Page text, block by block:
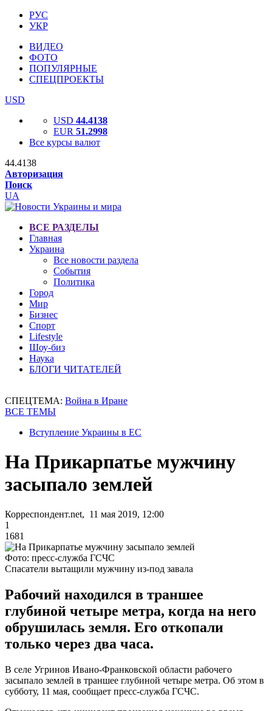
РУС
УКР
ВИДЕО
ФОТО
ПОПУЛЯРНЫЕ
СПЕЦПРОЕКТЫ
USD
USD 44.4138
EUR 51.2998
Все курсы валют
44.4138
Авторизация
Поиск
UA
ВСЕ РАЗДЕЛЫ
Главная
Украина
Все новости раздела
События
Политика
Город
Мир
Бизнес
Спорт
Lifestyle
Шоу-биз
Наука
БЛОГИ ЧИТАТЕЛЕЙ
СПЕЦТЕМА: Война в Иране
ВСЕ ТЕМЫ
Вступление Украины в ЕС
На Прикарпатье мужчину
засыпало землей
Корреспондент.net, 11 мая 2019, 12:00
1
1681
Фото: пресс-служба ГСЧС
Спасатели вытащили мужчину из-под завала
Рабочий находился в траншее
глубиной четыре метра, когда на него
обрушилась земля. Его откопали
только через два часа.
В селе Угринов Ивано-Франковской области рабочего
засыпало землей в траншее глубиной четыре метра. Об этом в
субботу, 11 мая, сообщает пресс-служба ГСЧС.